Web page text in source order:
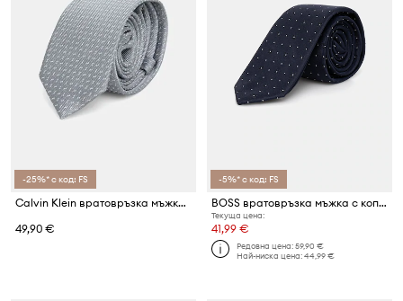
-25%* с код: FS
Calvin Klein вратовръзка мъжка с коприна
49,90 €
-5%* с код: FS
BOSS вратовръзка мъжка с коприна TIE CM6 262
Текуща цена:
41,99 €
Редовна цена:59,90 €
Най-ниска цена:44,99 €